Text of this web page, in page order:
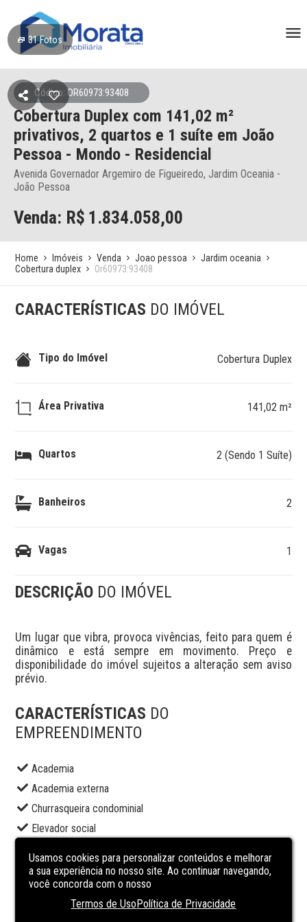
31Fotos
Código: OR60973:93408
Cobertura Duplex com 141,02 m²
privativos, 2 quartos e 1 suíte em João
Pessoa - Mondo - Residencial
Avenida Governador Argemiro de Figueiredo, Jardim Oceania -
João Pessoa
Venda: R$ 1.834.058,00
Home Imóveis Venda Joao pessoa
Jardim oceania
Cobertura duplex
Or60973:93408
CARACTERÍSTICAS DO IMÓVEL
Tipo do Imóvel Cobertura Duplex
Área Privativa 141,02 m²
Quartos 2 (Sendo 1 Suíte)
Banheiros 2
Vagas 1
DESCRIÇÃO DO IMÓVEL
Um lugar que vibra, provoca vivências, feito para quem é
dinâmico e está sempre em movimento. Preço e
disponibilidade do imóvel sujeitos a alteração sem aviso
prévio.
CARACTERÍSTICAS DO
EMPREENDIMENTO
Academia
Academia externa
Churrasqueira condominial
Elevador social
Fire place
Lounge
Piscina adulto
Usamos cookies para personalizar conteúdos e melhorar
a sua experiência no nosso site. Ao continuar navegando,
você concorda com o nosso
Termos de UsoPolítica de Privacidade